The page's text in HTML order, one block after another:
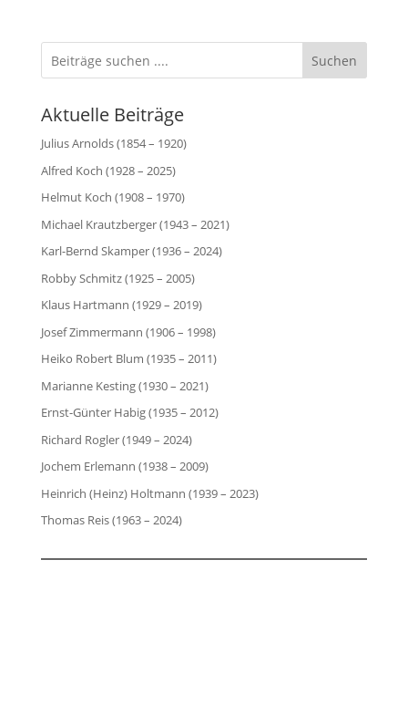
Suchen
Aktuelle Beiträge
Julius Arnolds (1854 – 1920)
Alfred Koch (1928 – 2025)
Helmut Koch (1908 – 1970)
Michael Krautzberger (1943 – 2021)
Karl-Bernd Skamper (1936 – 2024)
Robby Schmitz (1925 – 2005)
Klaus Hartmann (1929 – 2019)
Josef Zimmermann (1906 – 1998)
Heiko Robert Blum (1935 – 2011)
Marianne Kesting (1930 – 2021)
Ernst-Günter Habig (1935 – 2012)
Richard Rogler (1949 – 2024)
Jochem Erlemann (1938 – 2009)
Heinrich (Heinz) Holtmann (1939 – 2023)
Thomas Reis (1963 – 2024)